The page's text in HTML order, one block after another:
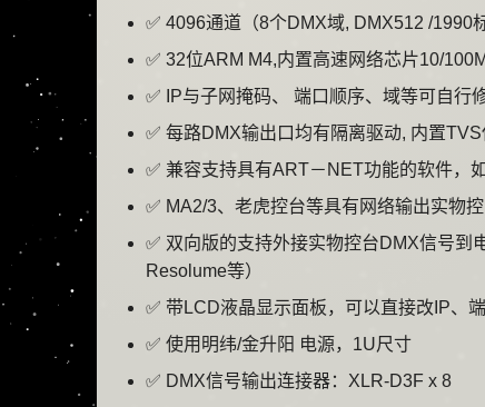
✅ 4096通道（8个DMX域, DMX512 /1990
✅ 32位ARM M4,内置高速网络芯片10/
✅ IP与子网掩码、 端口顺序、域等可自行
✅ 每路DMX输出口均有隔离驱动, 内置
✅ 兼容支持具有ART－NET功能的软件，
✅ MA2/3、老虎控台等具有网络输出实物
✅ 双向版的支持外接实物控台DMX信号到
Resolume等）
✅ 带LCD液晶显示面板，可以直接改IP、
✅ 使用明纬/金升阳 电源，1U尺寸
✅ DMX信号输出连接器：XLR-D3F x 8